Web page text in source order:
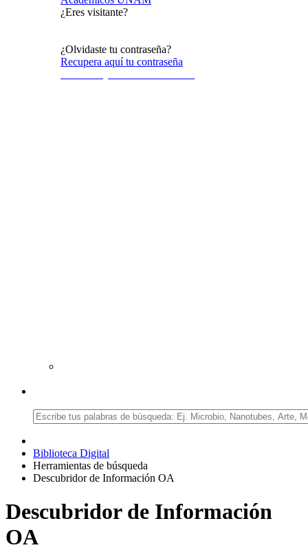
¿Eres visitante?
¿Olvidaste tu contraseña?
Recupera aquí tu contraseña
Biblioteca Digital
Herramientas de búsqueda
Descubridor de Información OA
Descubridor de Información
OA